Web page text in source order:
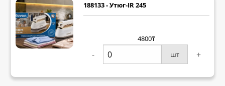
188133 - Утюг-IR 245
4800₸
- шт +